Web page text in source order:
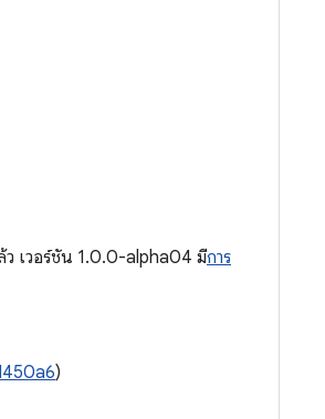
ว เวอร์ชัน 1.0.0-alpha04 มีการ
I450a6)